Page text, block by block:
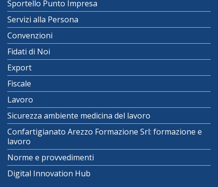
Sportello Punto Impresa
Servizi alla Persona
Convenzioni
Fidati di Noi
Export
Fiscale
Lavoro
Sicurezza ambiente medicina del lavoro
Confartigianato Arezzo Formazione Srl: formazione e
lavoro
Norme e provvedimenti
Digital Innovation Hub